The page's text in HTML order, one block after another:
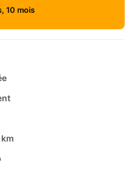
10 mois